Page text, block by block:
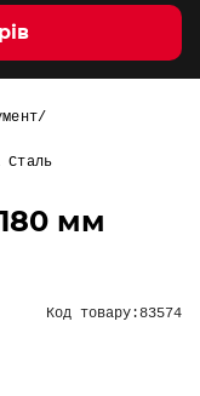
Сталь
мм
Код товару:83574